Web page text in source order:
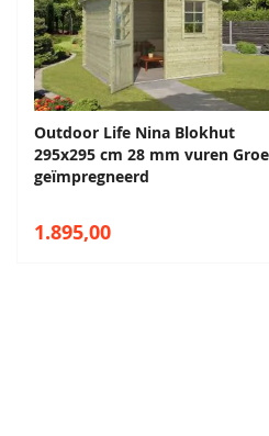
68,50
Outdoor Life Nina Blokhut
295x295 cm 28 mm vuren
geïmpregneerd
1.895,00